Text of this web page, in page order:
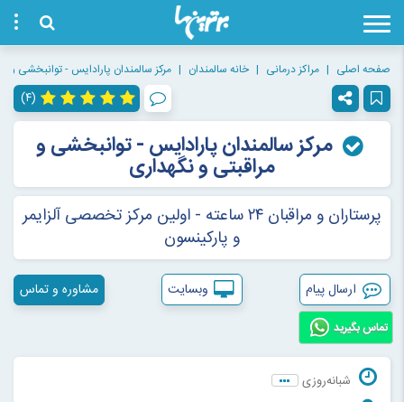
صفحه اصلی مراکز درمانی خانه سالمندان مرکز سالمندان پارادایس - توانبخشی و
(۴)
مرکز سالمندان پارادایس - توانبخشی و
مراقبتی و نگهداری
پرستاران و مراقبان ۲۴ ساعته - اولین مرکز تخصصی آلزایمر
و پارکینسون
ارسال پیام وبسایت مشاوره و تماس
تماس بگیرید
شبانه‌روزی